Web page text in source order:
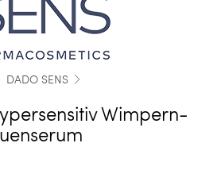
DADO SENS
Wimpern-